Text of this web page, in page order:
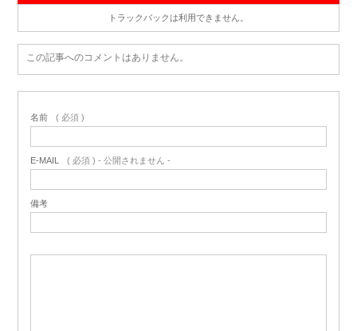
トラックバックは利用できません。
この記事へのコメントはありません。
名前 ( 必須 )
E-MAIL ( 必須 ) - 公開されません -
備考